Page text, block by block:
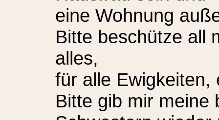
eine Wohnung
Bitte beschütze all
alles,
für alle Ewigkeiten,
Bitte gib mir meine